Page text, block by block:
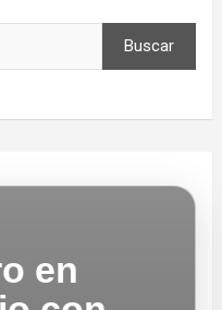
Buscar
en